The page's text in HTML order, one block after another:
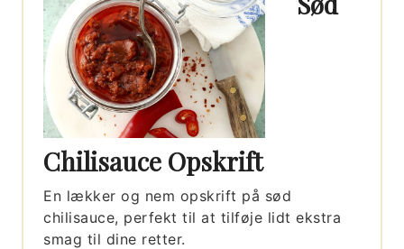
Chilisauce Opskrift
En lækker og nem opskrift på sød
chilisauce, perfekt til at tilføje lidt ekstra
smag til dine retter.